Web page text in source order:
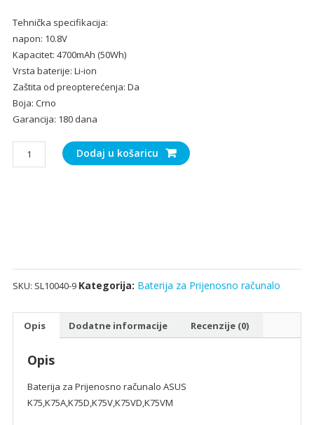
Tehnička specifikacija:
napon: 10.8V
Kapacitet: 4700mAh (50Wh)
Vrsta baterije: Li-ion
Zaštita od preopterećenja: Da
Boja: Crno
Garancija: 180 dana
Baterija
za
Dodaj u košaricu
SKU: SL10040-9 Kategorija: Baterija za Prijenosno računalo
Opis Dodatne informacije Recenzije (0)
Opis
Baterija za Prijenosno računalo ASUS
K75,K75A,K75D,K75V,K75VD,K75VM